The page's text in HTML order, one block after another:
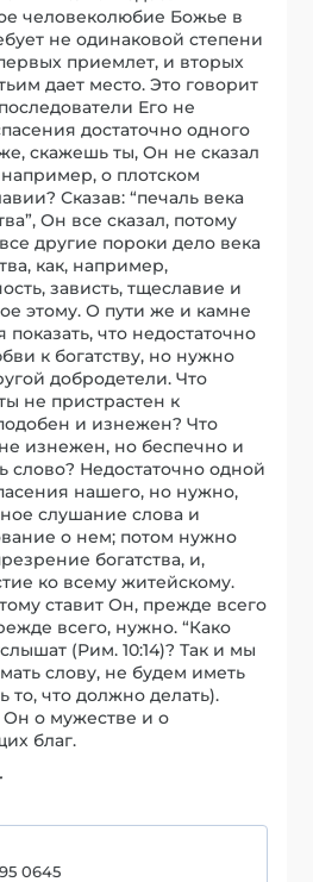
человеколюбие Божье в
не одинаковой степени
приемлет, и вторых
дает место. Это говорит
Его не
достаточно одного
скажешь ты, Он не сказал
о плотском
Сказав: “печаль века
Он все сказал, потому
другие пороки дело века
как, например,
зависть, тщеславие и
этому. О пути же и камне
что недостаточно
к богатству, но нужно
добродетели. Что
не пристрастен к
и изнежен? Что
изнежен, но беспечно и
слово? Недостаточно одной
нашего, но нужно,
слушание слова и
о нем; потом нужно
богатства, и,
ко всему житейскому.
ставит Он, прежде всего
всего, нужно. “Како
(Рим. 10:14)? Так и мы
слову, не будем иметь
то, что должно делать).
о мужестве и о
благ.
0645